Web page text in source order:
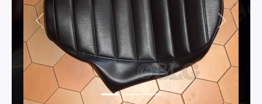
Previous Next